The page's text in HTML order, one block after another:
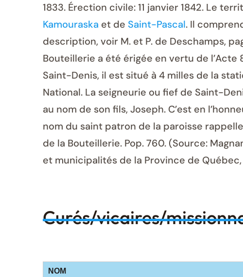
1833. Érection civile: 11 janvier 1842. Le
Kamouraska et de Saint-Pascal. Il
description, voir M. et P. de Deschamps,
Bouteillerie a été érigée en vertu de
Saint-Denis, il est situé à 4 milles de la
National. La seigneurie ou fief de Saint-
au nom de son fils, Joseph. C’est en
nom du saint patron de la paroisse
de la Bouteillerie. Pop. 760. (Source:
et municipalités de la Province de Québec,
Curés/vicaires/
NOM